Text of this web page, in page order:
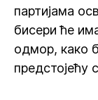
партијама
бисери ће
одмор, како
предстојећу